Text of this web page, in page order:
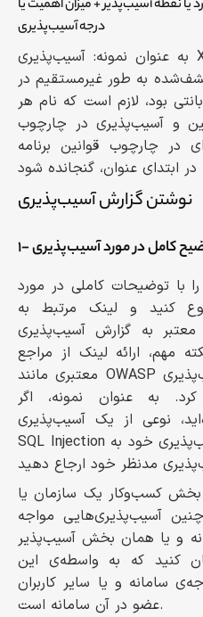
یا نقطه آسیب‌پذیر + میزان اهمیت یا
درجه آسیب‌پذیری
به عنوان نمونه: آسیب‌پذیری XSS در بخش تماس با ما با
به طور غیرمستقیم در
بود، لازم است که نام هر
و آسیب‌پذیری در چارچوب
در چارچوب قوانین برنامه
کامل در مورد آسیب‌پذیری
با توضیحات کاملی در مورد
کنید و لینک مرتبط به
به گزارش آسیب‌پذیری
مهم، ارائه لینک از مراجع
معتبری مانند OWASP به درک بهتر مخاطب از آسیب‌پذیری
به عنوان نمونه، اگر
نوعی از یک آسیب‌پذیری
SQL Injection است، می‌توانید در گزارش آسیب‌پذیری خود به
بخش کسب‌وکار یک سازمان یا
آسیب‌پذیری‌هایی مواجه
و یا همان بخش آسیب‌پذیر
کنید که به واسطه‌ی این
سامانه و یا سایر کاربران
عضو در آن سامانه است.